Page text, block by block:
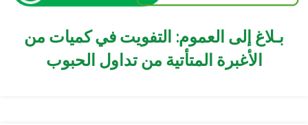
بـلاغ إلى العموم: التفويت في كميات من
الأغبرة المتأتية من تداول الحبوب